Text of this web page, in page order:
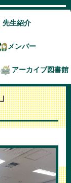
先生紹介
メンバー
アーカイブ図書館